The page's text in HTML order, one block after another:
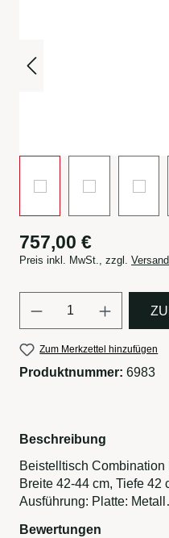
757,00 €
Preis inkl. MwSt., zzgl.
Zum Merkzettel hinzufügen
Produktnummer: 6983
Beschreibung
Beistelltisch
Breite 42-44 cm, Tiefe 42
Ausführung: Platte:
Bewertungen